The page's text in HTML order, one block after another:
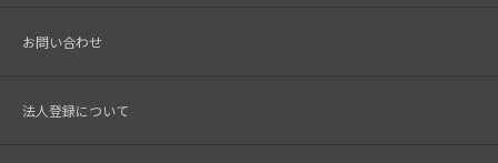
お問い合わせ
法人登録について